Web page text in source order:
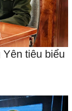
tiêu biểu